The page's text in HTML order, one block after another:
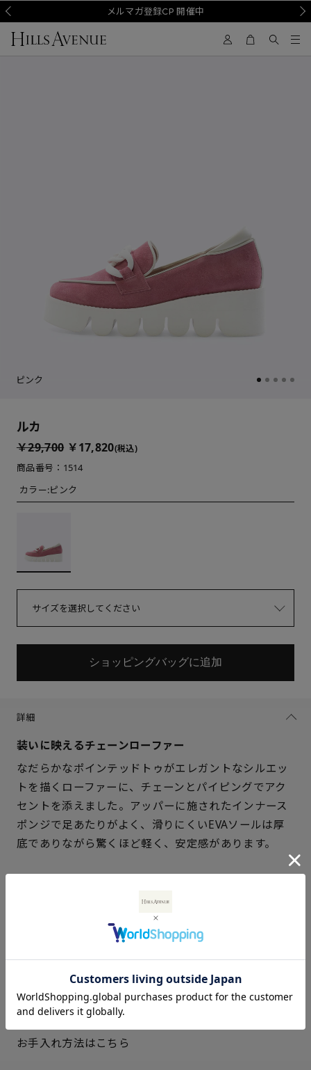
メルマガ登録CP 開催中
ピンク
ルカ
￥29,700 ￥17,820(税込)
商品番号：1514
カラー:ピンク
サイズを選択してください
サイズを選択してください
21.5cm × 在庫なし
△ 残りわずか
× 在庫なし
24cm × 在庫なし
24.5cm × 在庫なし
ショッピングバッグに追加
詳細
装いに映えるチェーンローファー
なだらかなポインテッドトゥがエレガントなシルエッ
トを描くローファーに、チェーンとパイピングでアク
セントを添えました。アッパーに施されたインナース
ポンジで足あたりがよく、滑りにくいEVAソールは厚
底でありながら驚くほど軽く、安定感があります。
ラム革スエード
合成皮革
重さ（片足）
約255ｇ（サイズにより多少の
差異あり）
生産国
日本製
お手入れ方法はこちら